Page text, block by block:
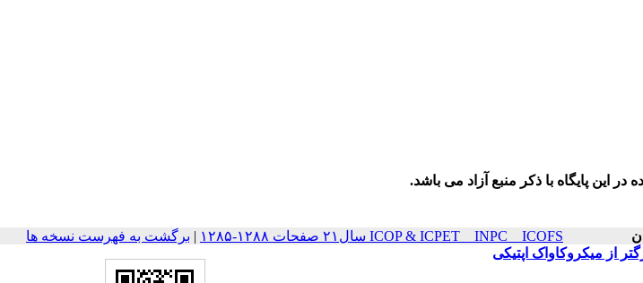
در این پایگاه با ذکر منبع آزاد می باشد.
ICOP & ICPET _ INPC _ ICOFS سال۲۱ صفحات ۱۲۸۸-۱۲۸۵ | برگشت به فهرست نسخه ها
از میکروکاواک اپتیکی